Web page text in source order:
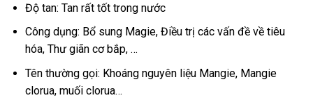
Độ tan: Tan rất tốt trong nước
Công dụng: Bổ sung Magie, Điều trị các vấn đề về tiêu
hóa, Thư giãn cơ bắp, …
Tên thường gọi: Khoáng nguyên liệu Mangie, Mangie
clorua, muối clorua…